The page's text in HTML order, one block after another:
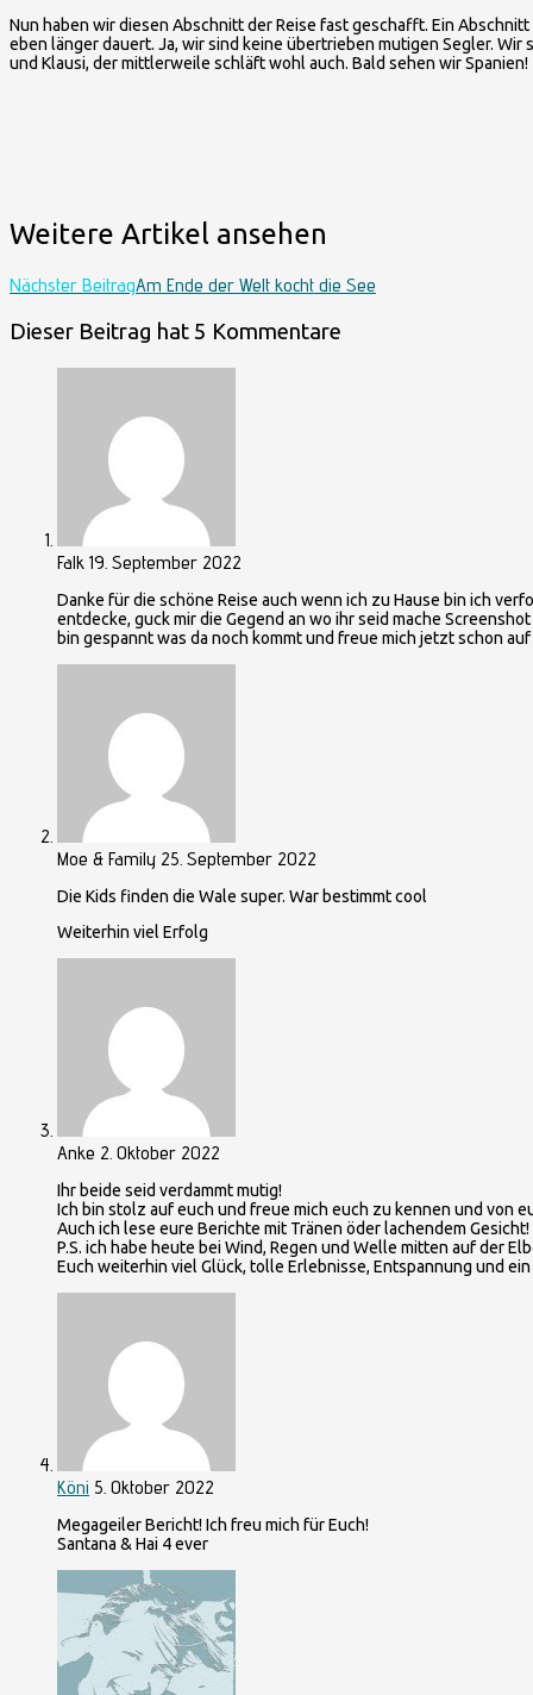
Nun haben wir diesen Abschnitt der Reise fast geschafft. Ein
eben länger dauert. Ja, wir sind keine übertrieben mutigen Segler.
und Klausi, der mittlerweile schläft wohl auch. Bald sehen wir Spanien!
Weitere Artikel ansehen
Nächster BeitragAm Ende der Welt kocht die See
Dieser Beitrag hat 5 Kommentare
Falk 19. September 2022
Danke für die schöne Reise auch wenn ich zu Hause bin ich
entdecke, guck mir die Gegend an wo ihr seid mache
bin gespannt was da noch kommt und freue mich jetzt schon
Moe & Family 25. September 2022
Die Kids finden die Wale super. War bestimmt cool
Weiterhin viel Erfolg
Anke 2. Oktober 2022
Ihr beide seid verdammt mutig!
Ich bin stolz auf euch und freue mich euch zu kennen und von
Auch ich lese eure Berichte mit Tränen öder lachendem
P.S. ich habe heute bei Wind, Regen und Welle mitten auf der
Euch weiterhin viel Glück, tolle Erlebnisse, Entspannung und
Köni 5. Oktober 2022
Megageiler Bericht! Ich freu mich für Euch!
Santana & Hai 4 ever